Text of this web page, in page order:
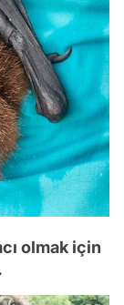
olmak için